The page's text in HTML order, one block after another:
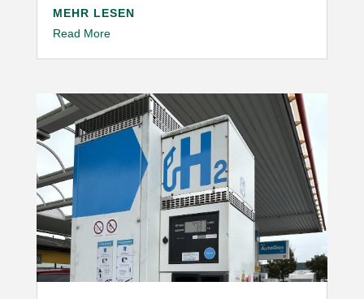
MEHR LESEN
Read More